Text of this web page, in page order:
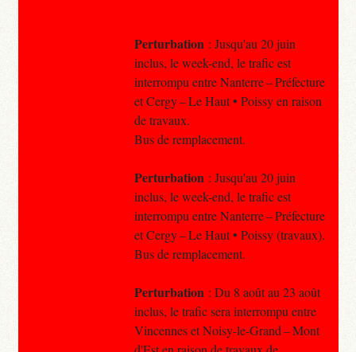
Perturbation : Jusqu'au 20 juin
inclus, le week-end, le trafic est
interrompu entre Nanterre – Préfecture
et Cergy – Le Haut • Poissy en raison
de travaux.
Bus de remplacement.
Perturbation : Jusqu'au 20 juin
inclus, le week-end, le trafic est
interrompu entre Nanterre – Préfecture
et Cergy – Le Haut • Poissy (travaux).
Bus de remplacement.
Perturbation : Du 8 août au 23 août
inclus, le trafic sera interrompu entre
Vincennes et Noisy-le-Grand – Mont